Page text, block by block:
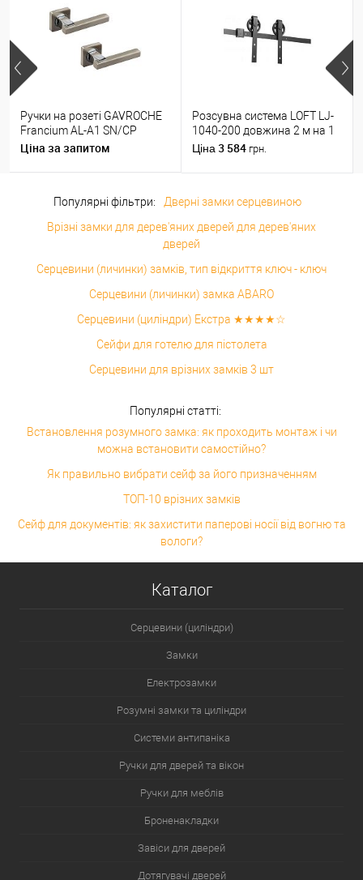
Ручки на розеті GAVROCHE
Francium AL-A1 SN/CP
нікель/хром
Ціна за запитом
Розсувна система LOFT LJ-
1040-200 довжина 2 м на 1
полотно вагою до 100 кг
Ціна 3 584 грн.
Популярні фільтри:
Дверні замки серцевиною
Врізні замки для дерев'яних дверей для дерев'яних
дверей
Серцевини (личинки) замків, тип відкриття ключ - ключ
Серцевини (личинки) замка ABARO
Серцевини (циліндри) Екстра ★★★★☆
Сейфи для готелю для пістолета
Серцевини для врізних замків 3 шт
Популярні статті:
Встановлення розумного замка: як проходить монтаж і чи
можна встановити самостійно?
Як правильно вибрати сейф за його призначенням
ТОП-10 врізних замків
Сейф для документів: як захистити паперові носії від вогню та
вологи?
Каталог
Серцевини (циліндри)
Замки
Електрозамки
Розумні замки та циліндри
Системи антипаніка
Ручки для дверей та вікон
Ручки для меблів
Броненакладки
Завіси для дверей
Дотягувачі дверей